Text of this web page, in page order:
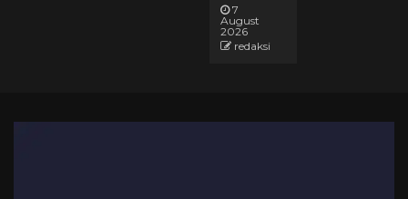
7
August
2026
redaksi